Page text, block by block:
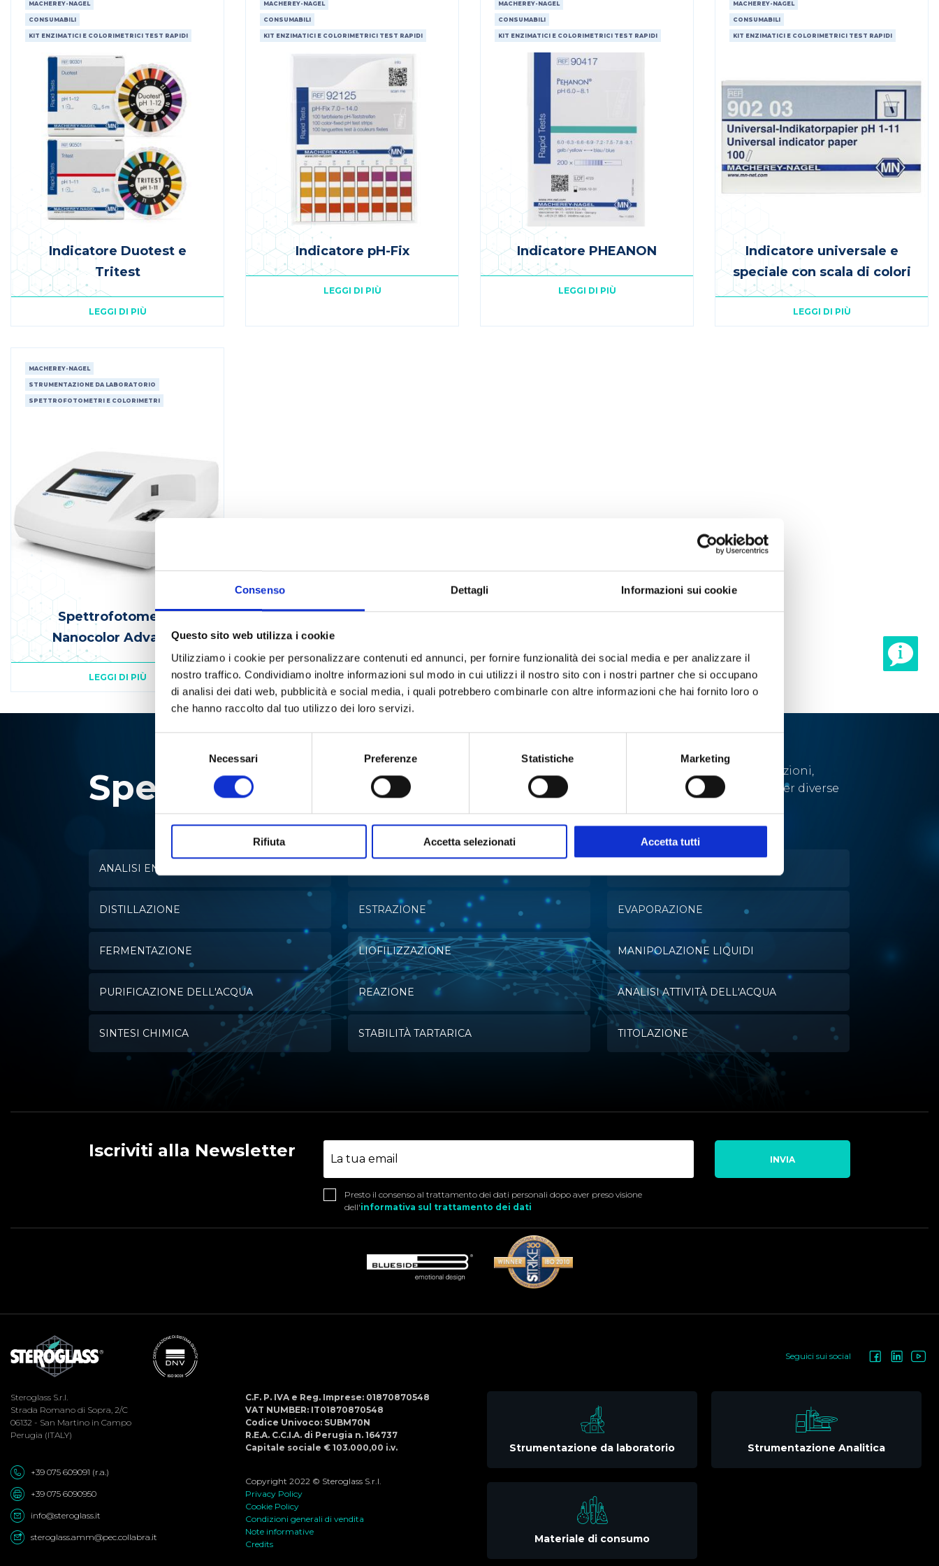
Consenso Dettagli Informazioni sui cookie
Questo sito web utilizza i cookie
Utilizziamo i cookie per personalizzare contenuti ed annunci, per fornire funzionalità dei social media e per analizzare il
nostro traffico. Condividiamo inoltre informazioni sul modo in cui utilizzi il nostro sito con i nostri partner che si occupano
di analisi dei dati web, pubblicità e social media, i quali potrebbero combinarle con altre informazioni che hai fornito loro o
che hanno raccolto dal tuo utilizzo dei loro servizi.
Necessari Preferenze Statistiche Marketing
Rifiuta Accetta selezionati Accetta tutti
MACHEREY-NAGEL
CONSUMABILI
KIT ENZIMATICI E COLORIMETRICI TEST RAPIDI
Indicatore Duotest e
Tritest
LEGGI DI PIÙ
MACHEREY-NAGEL
CONSUMABILI
KIT ENZIMATICI E COLORIMETRICI TEST RAPIDI
Indicatore pH-Fix
LEGGI DI PIÙ
MACHEREY-NAGEL
CONSUMABILI
KIT ENZIMATICI E COLORIMETRICI TEST RAPIDI
Indicatore PHEANON
LEGGI DI PIÙ
MACHEREY-NAGEL
CONSUMABILI
KIT ENZIMATICI E COLORIMETRICI TEST RAPIDI
Indicatore universale e
speciale con scala di colori
LEGGI DI PIÙ
MACHEREY-NAGEL
STRUMENTAZIONE DA LABORATORIO
SPETTROFOTOMETRI E COLORIMETRI
Spettrofotometro
Nanocolor Advance
LEGGI DI PIÙ
Specialisti in:
Abbiamo sviluppato soluzioni,
tecnologie e strumenti per diverse
ANALISI ENZIMATICA
DISTILLAZIONE ESTRAZIONE EVAPORAZIONE
FERMENTAZIONE LIOFILIZZAZIONE MANIPOLAZIONE LIQUIDI
PURIFICAZIONE DELL'ACQUA REAZIONE ANALISI ATTIVITÀ DELL'ACQUA
SINTESI CHIMICA STABILITÀ TARTARICA TITOLAZIONE
Iscriviti alla Newsletter
Presto il consenso al trattamento dei dati personali dopo aver preso visione
dell'informativa sul trattamento dei dati
INVIA
Menu
Seguici sui social
Steroglass S.r.l.
Strada Romano di Sopra, 2/C
06132 - San Martino in Campo
Perugia (ITALY)
+39 075 609091 (r.a.)
+39 075 6090950
info@steroglass.it
steroglass.amm@pec.collabra.it
C.F. P. IVA e Reg. Imprese: 01870870548
VAT NUMBER: IT01870870548
Codice Univoco: SUBM70N
R.E.A. C.C.I.A. di Perugia n. 164737
Capitale sociale € 103.000,00 i.v.
Copyright 2022 © Steroglass S.r.l.
Privacy Policy
Cookie Policy
Condizioni generali di vendita
Note informative
Credits
Strumentazione da laboratorio Strumentazione Analitica
Materiale di consumo